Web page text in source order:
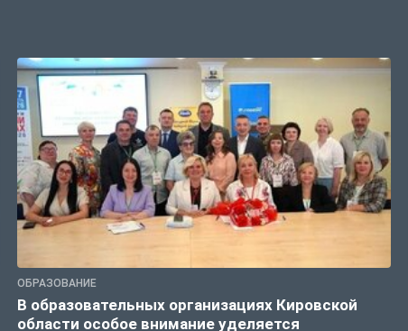
ОБРАЗОВАНИЕ
В образовательных организациях Кировской
области особое внимание уделяется